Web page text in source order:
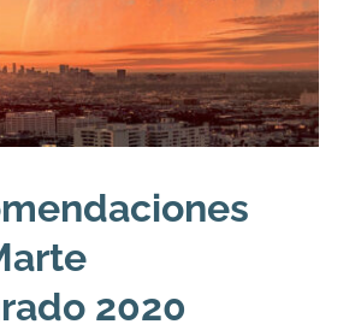
2020